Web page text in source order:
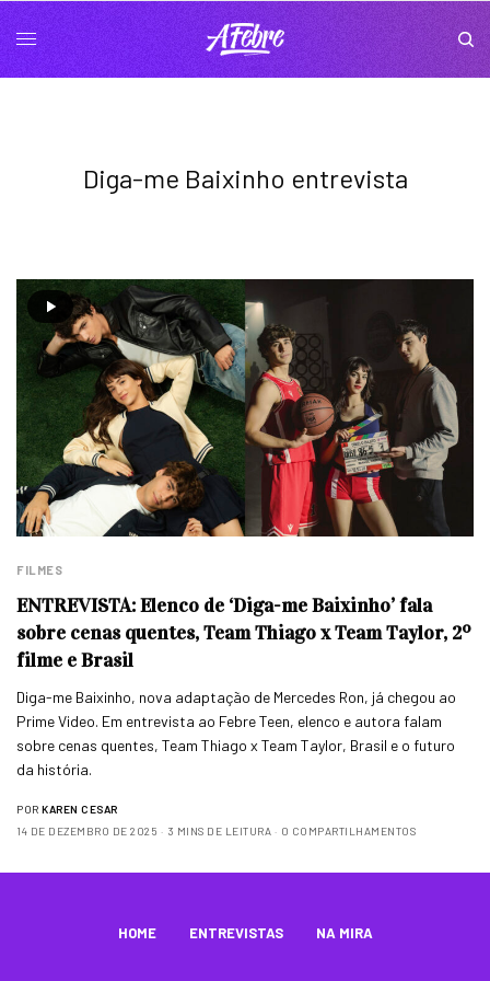
Diga-me Baixinho entrevista
FILMES
ENTREVISTA: Elenco de ‘Diga-me Baixinho’ fala
sobre cenas quentes, Team Thiago x Team Taylor, 2º
filme e Brasil
Diga-me Baixinho, nova adaptação de Mercedes Ron, já chegou ao
Prime Video. Em entrevista ao Febre Teen, elenco e autora falam
sobre cenas quentes, Team Thiago x Team Taylor, Brasil e o futuro
da história.
POR KAREN CESAR
14 DE DEZEMBRO DE 2025
3 MINS DE LEITURA 0 COMPARTILHAMENTOS
HOME ENTREVISTAS NA MIRA